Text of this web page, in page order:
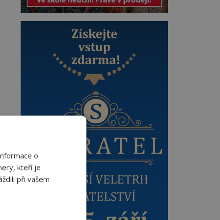
o
kteří je
při vašem